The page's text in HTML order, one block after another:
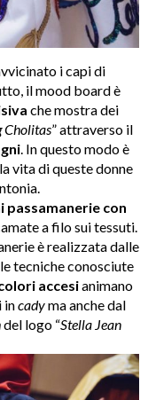
i capi di
il mood board è
che mostra dei
Cholitas” attraverso il
. In questo modo è
vita di queste donne
passamanerie con
a filo sui tessuti.
è realizzata dalle
tecniche conosciute
accesianimano
incadyma anche dal
del logo “Stella Jean